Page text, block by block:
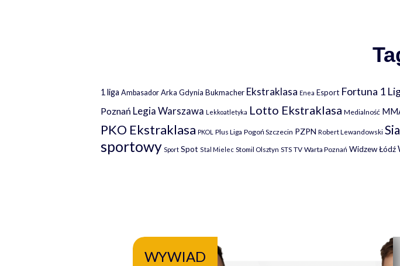
1 liga Ambasador Arka Gdynia Bukmacher Ekstraklasa Enea Esport Fortuna 1
Poznań Legia Warszawa Lekkoatletyka Lotto Ekstraklasa Medialność
PKO Ekstraklasa PKOL Plus Liga Pogoń Szczecin PZPN Robert Lewandowski
sportowy Sport Spot Stal Mielec Stomil Olsztyn STS TV Warta Poznań Widzew Łódź
WYWIAD